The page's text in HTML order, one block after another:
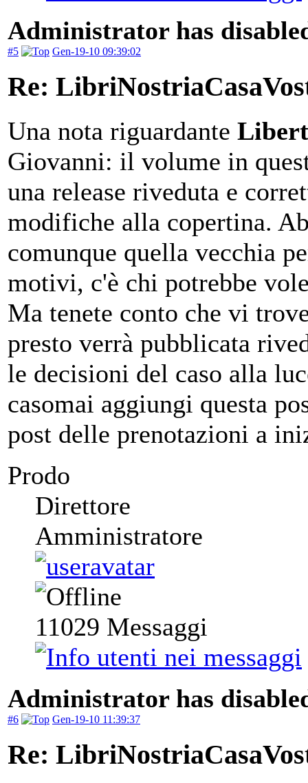
Administrator has
#5 Gen-19-10 09:39:02
Re:
Una nota riguardante
Giovanni: il volume in
una release riveduta e
modifiche alla copertina.
comunque quella vecchia
motivi, c'è chi potrebbe
Ma tenete conto che vi
presto verrà pubblicata
le decisioni del caso alla
casomai aggiungi questa
post delle prenotazioni a
Prodo
Direttore
Amministratore
11029 Messaggi
Administrator has
#6 Gen-19-10 11:39:37
Re: